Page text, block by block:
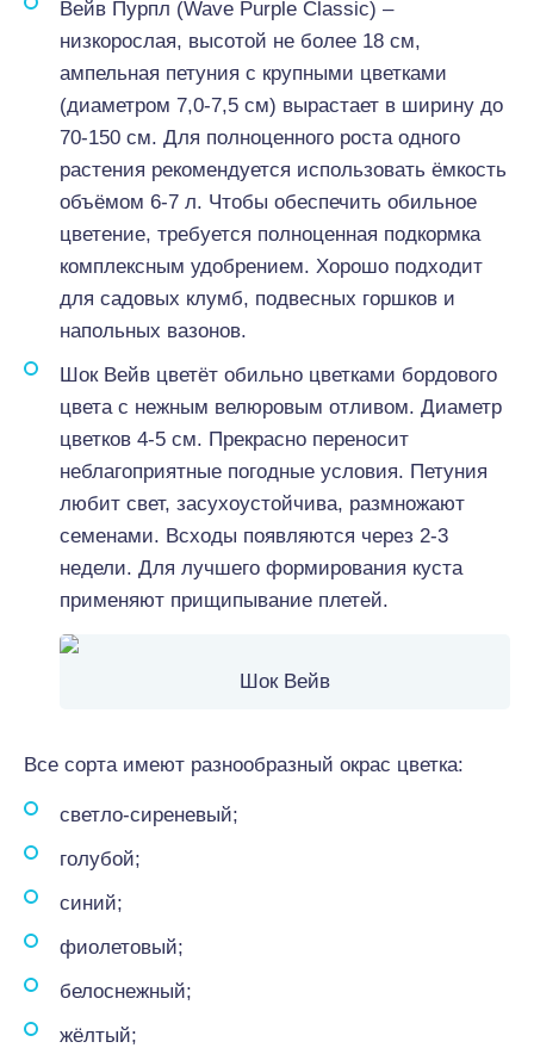
Вейв Пурпл (Wave Purple Classic) –
низкорослая, высотой не более 18 см,
ампельная петуния с крупными цветками
(диаметром 7,0-7,5 см) вырастает в ширину до
70-150 см. Для полноценного роста одного
растения рекомендуется использовать ёмкость
объёмом 6-7 л. Чтобы обеспечить обильное
цветение, требуется полноценная подкормка
комплексным удобрением. Хорошо подходит
для садовых клумб, подвесных горшков и
напольных вазонов.
Шок Вейв цветёт обильно цветками бордового
цвета с нежным велюровым отливом. Диаметр
цветков 4-5 см. Прекрасно переносит
неблагоприятные погодные условия. Петуния
любит свет, засухоустойчива, размножают
семенами. Всходы появляются через 2-3
недели. Для лучшего формирования куста
применяют прищипывание плетей.
Шок Вейв
Все сорта имеют разнообразный окрас цветка:
светло-сиреневый;
голубой;
синий;
фиолетовый;
белоснежный;
жёлтый;